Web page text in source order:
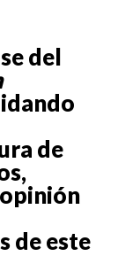
del
de
de este